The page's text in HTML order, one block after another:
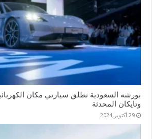
بورشه السعودية تطلق سيارتي مكان
وتايكان المحدثة
29 أكتوبر,2024